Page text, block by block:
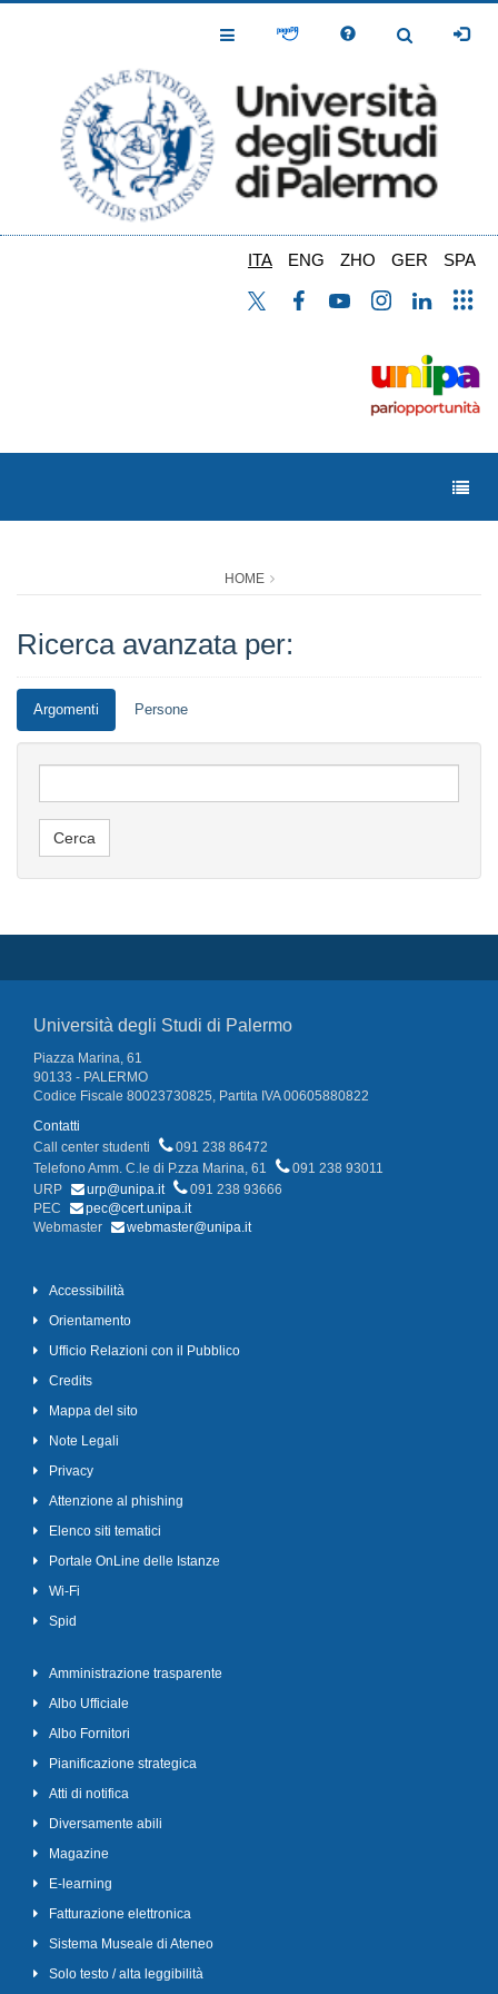
Toggle
Toggle
ITA ENG ZHO GER SPA
HOME
Ricerca avanzata per:
Argomenti Persone
Università degli Studi di Palermo
Piazza Marina, 61
90133 - PALERMO
Codice Fiscale 80023730825, Partita IVA 00605880822
Contatti
Call center studenti
091 238 86472
Telefono Amm. C.le di P.zza Marina, 61
091 238 93011
URP
urp@unipa.it
091 238 93666
PEC
pec@cert.unipa.it
Webmaster
webmaster@unipa.it
Accessibilità
Orientamento
Ufficio Relazioni con il Pubblico
Credits
Mappa del sito
Note Legali
Privacy
Attenzione al phishing
Elenco siti tematici
Portale OnLine delle Istanze
Wi-Fi
Spid
Amministrazione trasparente
Albo Ufficiale
Albo Fornitori
Pianificazione strategica
Atti di notifica
Diversamente abili
Magazine
E-learning
Fatturazione elettronica
Sistema Museale di Ateneo
Solo testo / alta leggibilità